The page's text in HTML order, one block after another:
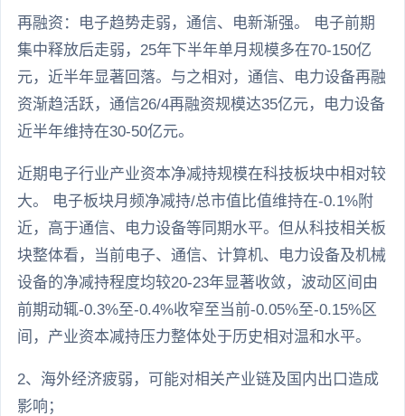
再融资：电子趋势走弱，通信、电新渐强。 电子前期
集中释放后走弱，25年下半年单月规模多在70-150亿
元，近半年显著回落。与之相对，通信、电力设备再融
资渐趋活跃，通信26/4再融资规模达35亿元，电力设备
近半年维持在30-50亿元。
近期电子行业产业资本净减持规模在科技板块中相对较
大。 电子板块月频净减持/总市值比值维持在-0.1%附
近，高于通信、电力设备等同期水平。但从科技相关板
块整体看，当前电子、通信、计算机、电力设备及机械
设备的净减持程度均较20-23年显著收敛，波动区间由
前期动辄-0.3%至-0.4%收窄至当前-0.05%至-0.15%区
间，产业资本减持压力整体处于历史相对温和水平。
2、海外经济疲弱，可能对相关产业链及国内出口造成
影响；